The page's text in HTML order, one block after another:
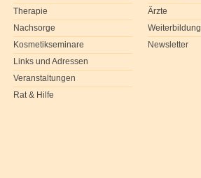
Therapie
Nachsorge
Kosmetikseminare
Links und Adressen
Veranstaltungen
Rat & Hilfe
Ärzte
Weiterbildung
Newsletter